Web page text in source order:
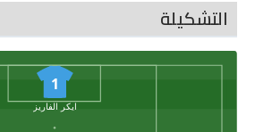
التشكيلة
1
ايكر الفاريز